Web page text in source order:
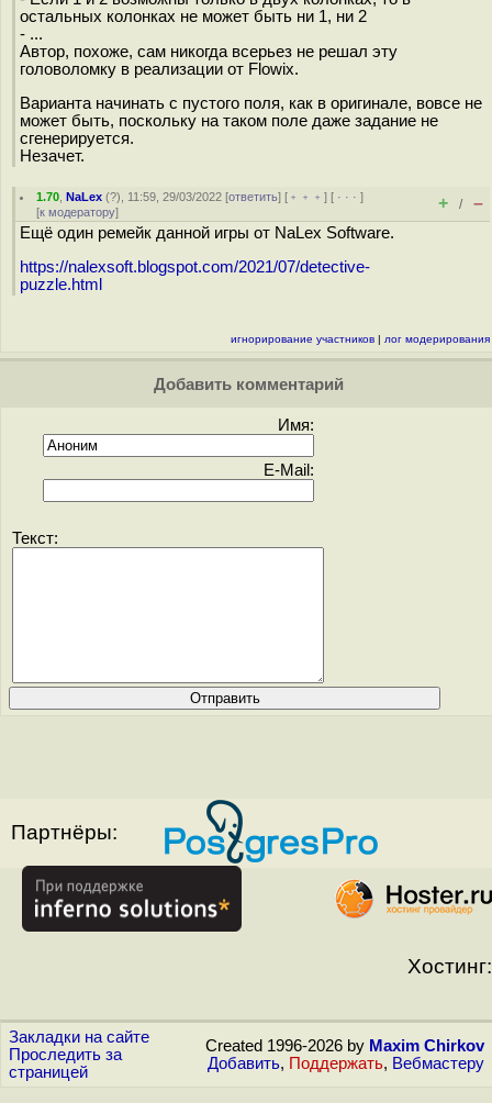
остальных колонках не может быть ни 1, ни 2
- ...
Автор, похоже, сам никогда всерьез не решал эту
головоломку в реализации от Flowix.
Варианта начинать с пустого поля, как в оригинале, вовсе не
может быть, поскольку на таком поле даже задание не
сгенерируется.
Незачет.
1.70 ,NaLex (?), 11:59, 29/03/2022 [ответить] [ ﹢﹢﹢] [ · · ·]
[к модератору] + / –
Ещё один ремейк данной игры от NaLex Software.
https://nalexsoft.blogspot.com/2021/07/detective-
puzzle.html
игнорирование участников | лог модерирования
Добавить комментарий
Имя:
E-Mail:
Текст:
Партнёры:
Хостинг:
Закладки на сайте
Проследить за
страницей
Created 1996-2026 by Maxim Chirkov
Добавить, Поддержать, Вебмастеру